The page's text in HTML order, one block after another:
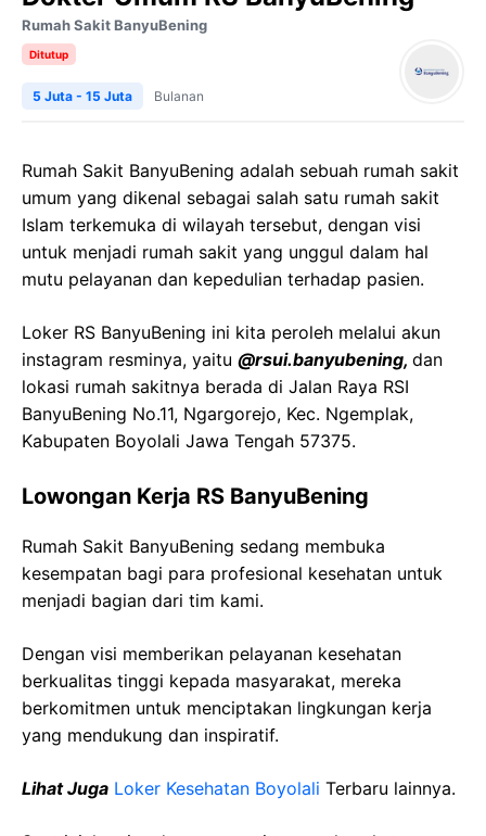
Rumah Sakit BanyuBening
Ditutup
5 Juta - 15 Juta Bulanan
Rumah Sakit BanyuBening adalah sebuah rumah sakit
umum yang dikenal sebagai salah satu rumah sakit
Islam terkemuka di wilayah tersebut, dengan visi
untuk menjadi rumah sakit yang unggul dalam hal
mutu pelayanan dan kepedulian terhadap pasien.
Loker RS BanyuBening ini kita peroleh melalui akun
instagram resminya, yaitu @rsui.banyubening, dan
lokasi rumah sakitnya berada di Jalan Raya RSI
BanyuBening No.11, Ngargorejo, Kec. Ngemplak,
Kabupaten Boyolali Jawa Tengah 57375.
Lowongan Kerja RS BanyuBening
Rumah Sakit BanyuBening sedang membuka
kesempatan bagi para profesional kesehatan untuk
menjadi bagian dari tim kami.
Dengan visi memberikan pelayanan kesehatan
berkualitas tinggi kepada masyarakat, mereka
berkomitmen untuk menciptakan lingkungan kerja
yang mendukung dan inspiratif.
Lihat Juga Loker Kesehatan Boyolali Terbaru lainnya.